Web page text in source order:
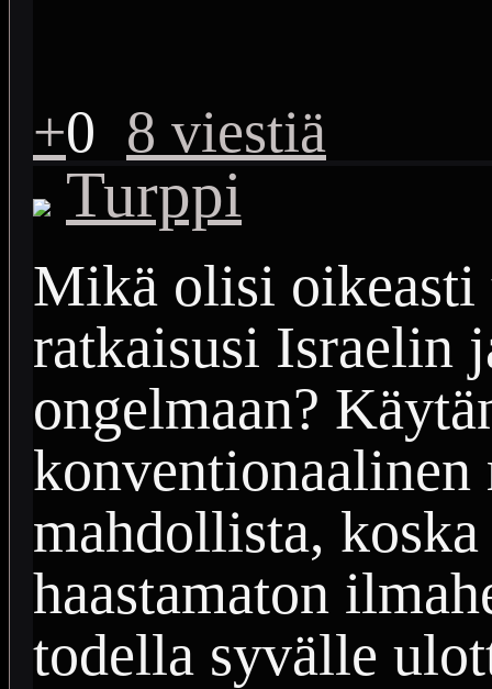
+0 8 viestiä
Turppi
Mikä olisi oikeasti
ratkaisusi Israelin
ongelmaan?
konventionaalinen
mahdollista,
haastamaton
todella syvälle